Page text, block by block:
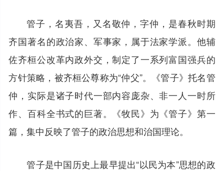
管子，名夷吾，又名敬仲，字仲，是春秋时期
齐国著名的政治家、军事家，属于法家学派。他辅
佐齐桓公改革内政外交，制定了一系列富国强兵的
方针策略，被齐桓公尊称为“仲父”。《管子》托名管
仲，实际是诸子时代一部内容庞杂、非一人一时所
作、百科全书式的巨著。《牧民》为《管子》第一
篇，集中反映了管子的政治思想和治国理论。
管子是中国历史上最早提出“以民为本”思想的政